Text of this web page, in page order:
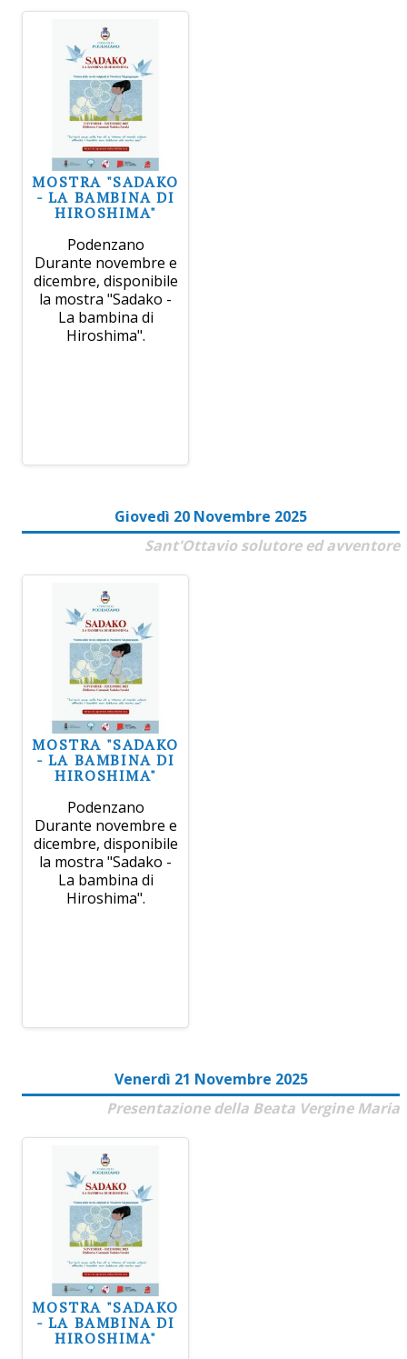
MOSTRA "SADAKO
- LA BAMBINA DI
HIROSHIMA"
Podenzano
Durante novembre e
dicembre, disponibile
la mostra "Sadako -
La bambina di
Hiroshima".
Giovedì 20 Novembre 2025
Sant'Ottavio solutore ed avventore
MOSTRA "SADAKO
- LA BAMBINA DI
HIROSHIMA"
Podenzano
Durante novembre e
dicembre, disponibile
la mostra "Sadako -
La bambina di
Hiroshima".
Venerdì 21 Novembre 2025
Presentazione della Beata Vergine Maria
MOSTRA "SADAKO
- LA BAMBINA DI
HIROSHIMA"